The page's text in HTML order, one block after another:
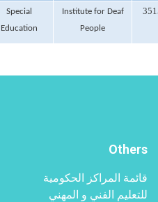
Institute for Deaf
People
Special
Education
Others
قائمة المراكز الحكومية
للتعليم الفني و المهني